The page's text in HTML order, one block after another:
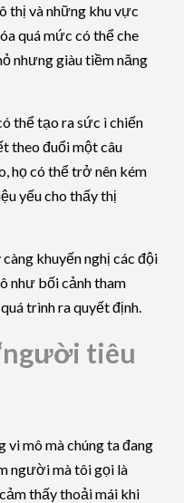
thị và những khu vực
quá mức có thể che
nhưng giàu tiềm năng
thể tạo ra sức ì chiến
theo đuổi một câu
họ có thể trở nên kém
yếu cho thấy thị
khuyến nghị các đội
như bối cảnh tham
trình ra quyết định.
tiêu
mô mà chúng ta đang
người mà tôi gọi là
thấy thoải mái khi